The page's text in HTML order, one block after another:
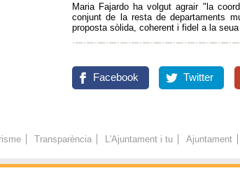
Maria Fajardo ha volgut agrair "la
conjunt de la resta de departaments
proposta sòlida, coherent i fidel a la
Facebook Twitter
Transparència L'Ajuntament i tu Ajuntament